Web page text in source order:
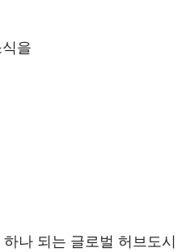
을
나 되는 글로벌 허브도시